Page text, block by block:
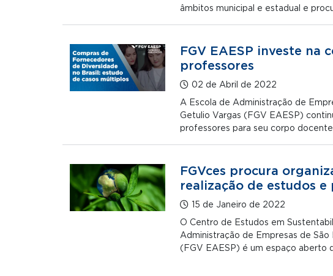
âmbitos municipal e estadual e
FGV EAESP investe na
professores
02 de Abril de 2022
A Escola de Administração de
Getulio Vargas (FGV EAESP)
professores para seu corpo
FGVces procura
realização de estudos
15 de Janeiro de 2022
O Centro de Estudos em
Administração de Empresas de São
(FGV EAESP) é um espaço aberto